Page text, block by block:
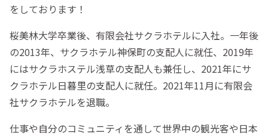
をしております！
桜美林大学卒業後、有限会社サクラホテルに入社。一年後
の2013年、サクラホテル神保町の支配人に就任、2019年
にはサクラホステル浅草の支配人も兼任し、2021年にサ
クラホテル日暮里の支配人に就任。2021年11月に有限会
社サクラホテルを退職。
仕事や自分のコミュニティを通して世界中の観光客や日本